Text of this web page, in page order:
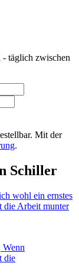
- täglich zwischen
Mit der
.
Schiller
Wenn
die